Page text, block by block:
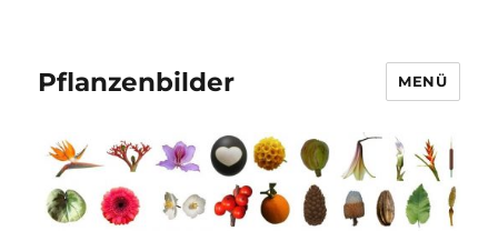
Pflanzenbilder MENÜ